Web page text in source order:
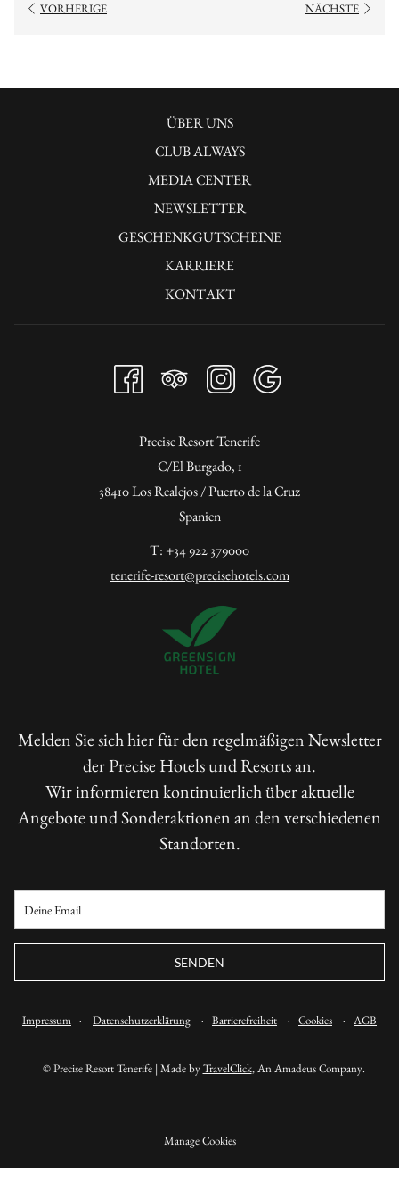
VORHERIGE NÄCHSTE
ÜBER UNS
CLUB ALWAYS
MEDIA CENTER
NEWSLETTER
GESCHENKGUTSCHEINE
KARRIERE
KONTAKT
Precise Resort Tenerife
C/El Burgado, 1
38410 Los Realejos / Puerto de la Cruz
Spanien
T: +34 922 379000
tenerife-resort@precisehotels.com
Melden Sie sich hier für den regelmäßigen Newsletter
der Precise Hotels und Resorts an.
Wir informieren kontinuierlich über aktuelle
Angebote und Sonderaktionen an den verschiedenen
Standorten.
SENDEN
Impressum · Datenschutzerklärung · Barrierefreiheit · Cookies · AGB
©Precise Resort Tenerife | Made byTravelClick, An Amadeus Company.
Manage Cookies